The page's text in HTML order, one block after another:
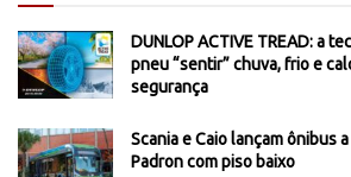
DUNLOP ACTIVE TREAD: a
pneu “sentir” chuva, frio e
segurança
Scania e Caio lançam ônibus
Padron com piso baixo